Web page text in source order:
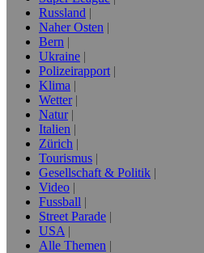
Russland
Naher Osten
Bern
Ukraine
Polizeirapport
Klima
Wetter
Natur
Italien
Zürich
Tourismus
Gesellschaft & Politik
Video
Fussball
Street Parade
USA
Alle Themen